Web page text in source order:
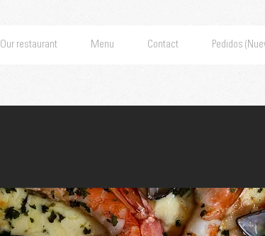
Our restaurant Menu Contact Pedidos